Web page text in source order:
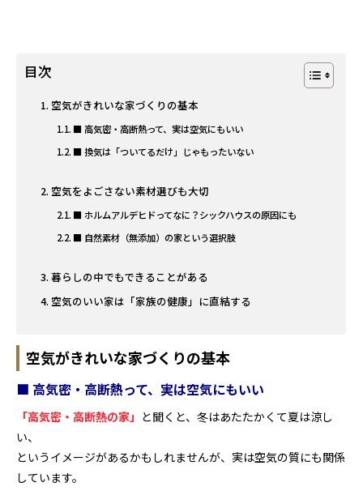
目次
空気がきれいな家づくりの基本
■ 高気密・高断熱って、実は空気にもいい
■ 換気は「ついてるだけ」じゃもったいない
空気をよごさない素材選びも大切
■ ホルムアルデヒドってなに？シックハウスの原因にも
■ 自然素材（無添加）の家という選択肢
暮らしの中でもできることがある
空気のいい家は「家族の健康」に直結する
空気がきれいな家づくりの基本
■ 高気密・高断熱って、実は空気にもいい
「高気密・高断熱の家」 と聞くと、冬はあたたかくて夏は涼し
い、
というイメージがあるかもしれませんが、実は空気の質にも関係
しています。